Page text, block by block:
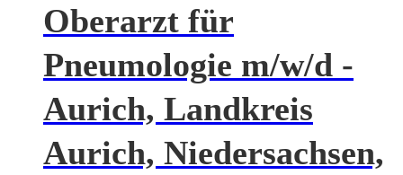
Oberarzt für
Pneumologie m/w/d -
Aurich, Landkreis
Aurich, Niedersachsen,